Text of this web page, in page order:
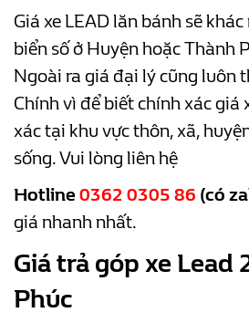
Giá xe LEAD lăn bánh sẽ
biển số ở Huyện hoặc Thành
Ngoài ra giá đại lý cũng luôn
Chính vì để biết chính xác giá
xác tại khu vực thôn, xã,
sống. Vui lòng liên hệ
Hotline 0362 0305 86 (có
giá nhanh nhất.
Giá trả góp xe Lead
Phúc